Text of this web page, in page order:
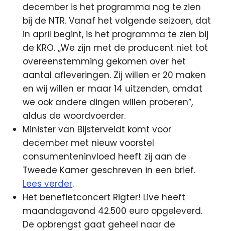
december is het programma nog te zien
bij de NTR. Vanaf het volgende seizoen, dat
in april begint, is het programma te zien bij
de KRO.,,We zijn met de producent niet tot
overeenstemming gekomen over het
aantal afleveringen. Zij willen er 20 maken
en wij willen er maar 14 uitzenden, omdat
we ook andere dingen willen proberen”,
aldus de woordvoerder.
Minister van Bijsterveldt komt voor
december met nieuw voorstel
consumenteninvloed heeft zij aan de
Tweede Kamer geschreven in een brief.
Lees verder.
Het benefietconcert Rigter! Live heeft
maandagavond 42.500 euro opgeleverd.
De opbrengst gaat geheel naar de